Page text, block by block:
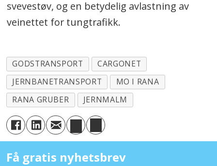
svevestøv, og en betydelig avlastning av
veinettet for tungtrafikk.
GODSTRANSPORT
CARGONET
JERNBANETRANSPORT
MO I RANA
RANA GRUBER
JERNMALM
Få gratis nyhetsbrev